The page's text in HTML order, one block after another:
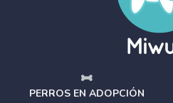
PERROS EN ADOPCIÓN